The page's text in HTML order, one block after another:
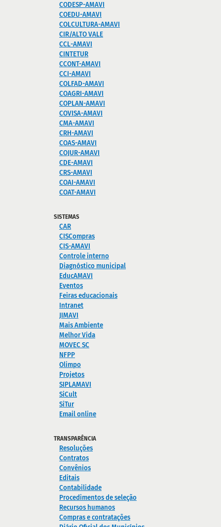
CODESP-AMAVI
COEDU-AMAVI
COLCULTURA-AMAVI
CIR/ALTO VALE
CCL-AMAVI
CINTETUR
CCONT-AMAVI
CCI-AMAVI
COLFAD-AMAVI
COAGRI-AMAVI
COPLAN-AMAVI
COVISA-AMAVI
CMA-AMAVI
CRH-AMAVI
COAS-AMAVI
COJUR-AMAVI
CDE-AMAVI
CRS-AMAVI
COAI-AMAVI
COAT-AMAVI
SISTEMAS
CAR
CISCompras
CIS-AMAVI
Controle interno
Diagnóstico municipal
EducAMAVI
Eventos
Feiras educacionais
Intranet
JIMAVI
Mais Ambiente
Melhor Vida
MOVEC SC
NFPP
Olimpo
Projetos
SIPLAMAVI
SiCult
SiTur
Email online
TRANSPARÊNCIA
Resoluções
Contratos
Convênios
Editais
Contabilidade
Procedimentos de seleção
Recursos humanos
Compras e contratações